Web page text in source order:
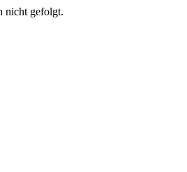
nicht gefolgt.